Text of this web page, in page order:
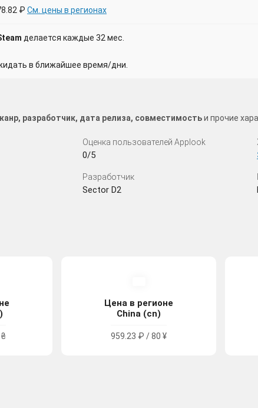
₽ См. цены в регионах
делается каждые 32 мес.
в ближайшее время/дни.
разработчик, дата релиза, совместимостьи прочие
Оценка пользователей Applook
0/5
Разработчик
Sector D2
Цена в регионе
China (cn)
959.23 ₽ / 80 ¥